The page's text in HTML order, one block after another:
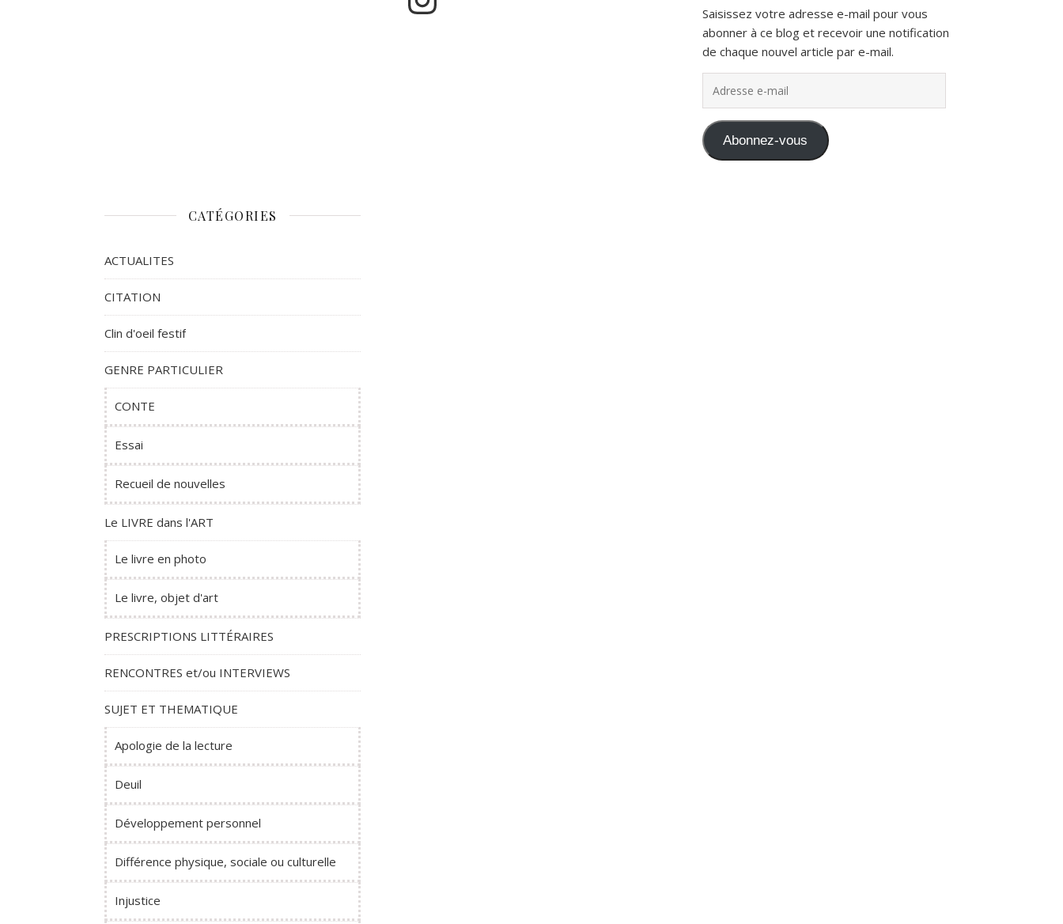
Saisissez votre adresse e-mail pour vous
abonner à ce blog et recevoir une notification
de chaque nouvel article par e-mail.
Abonnez-vous
CATÉGORIES
ACTUALITES
CITATION
Clin d'oeil festif
GENRE PARTICULIER
CONTE
Essai
Recueil de nouvelles
Le LIVRE dans l'ART
Le livre en photo
Le livre, objet d'art
PRESCRIPTIONS LITTÉRAIRES
RENCONTRES et/ou INTERVIEWS
SUJET ET THEMATIQUE
Apologie de la lecture
Deuil
Développement personnel
Différence physique, sociale ou culturelle
Injustice